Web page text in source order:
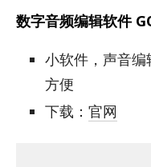
数字音频编辑软件
小软件，声音
方便
下载： 官网